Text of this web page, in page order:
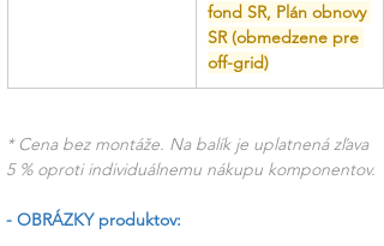
fond SR, Plán obnovy
SR (obmedzene pre
off-grid)
* Cena bez montáže. Na balík je uplatnená zľava
5 % oproti individuálnemu nákupu komponentov.
- OBRÁZKY produktov: